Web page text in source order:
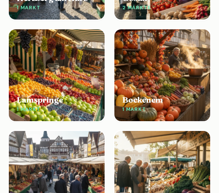
1 MARKT 2 MÄRKTE
Lamspringe
1 MARKT
Bockenem
1 MARKT